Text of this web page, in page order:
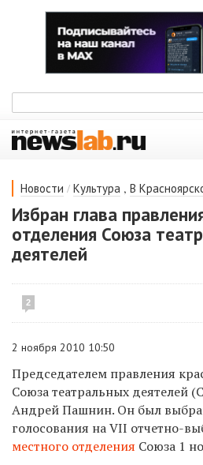
Новости / Культура , В
Избран глава
отделения Союза
деятелей
2
2 ноября 2010 10:50
Председателем правления
Союза театральных деятелей
Андрей Пашнин. Он был
голосования на VII отчетно-
местного отделения Союза 1